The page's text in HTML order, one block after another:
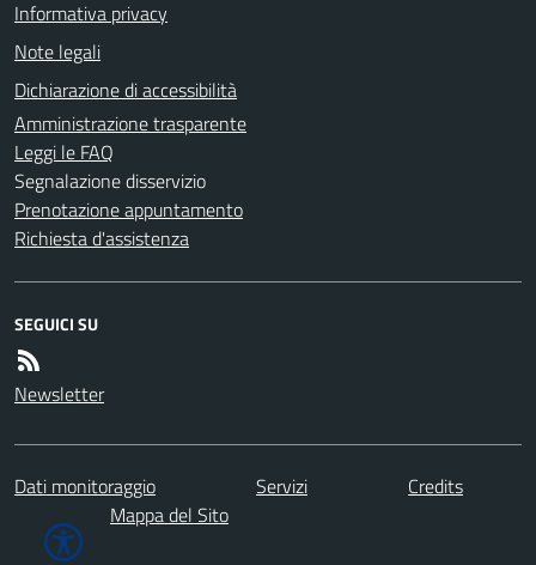
Informativa privacy
Note legali
Dichiarazione di accessibilità
Amministrazione trasparente
Leggi le FAQ
Segnalazione disservizio
Prenotazione appuntamento
Richiesta d'assistenza
SEGUICI SU
Newsletter
Dati monitoraggio Servizi
Credits
Mappa del Sito